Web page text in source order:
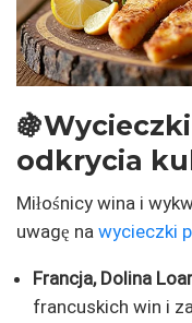
🍇Wycieczki
odkrycia
Miłośnicy wina i
uwagę na wycieczki
Francja, Dolina
francuskich win i